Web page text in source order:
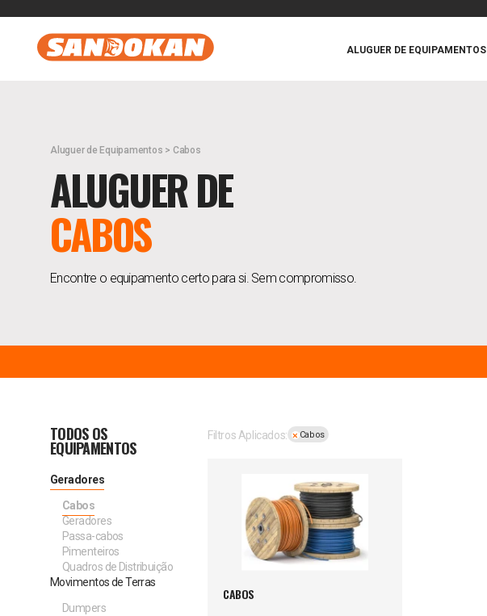
ALUGUER DE EQUIPAMENTOS
Aluguer de Equipamentos > Cabos
ALUGUER DE
CABOS
Encontre o equipamento certo para si. Sem compromisso.
TODOS OS
EQUIPAMENTOS
Geradores
Cabos
Geradores
Passa-cabos
Pimenteiros
Quadros de Distribuição
Movimentos de Terras
Dumpers
Filtros Aplicados: Cabos
CABOS